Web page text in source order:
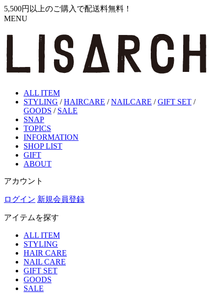
5,500円以上のご購入で配送料無料！
MENU
ALL ITEM
STYLING /HAIRCARE /NAILCARE /GIFT SET /
GOODS / SALE
SNAP
TOPICS
INFORMATION
SHOP LIST
GIFT
ABOUT
アカウント
ログイン 新規会員登録
アイテムを探す
ALL ITEM
STYLING
HAIR CARE
NAIL CARE
GIFT SET
GOODS
SALE